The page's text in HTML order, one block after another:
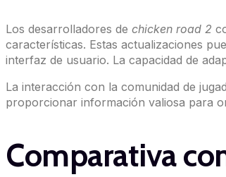
Los desarrolladores de chicken road 2
características. Estas actualizaciones
interfaz de usuario. La capacidad de
La interacción con la comunidad de
proporcionar información valiosa para
Comparativa